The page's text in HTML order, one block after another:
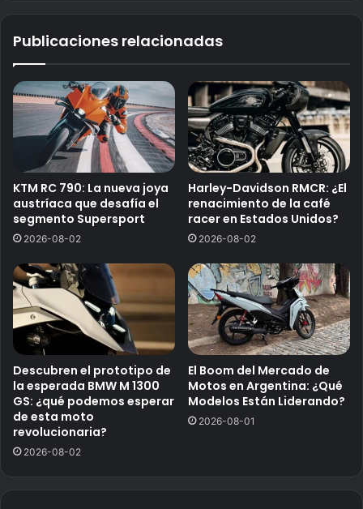
Publicaciones relacionadas
KTM RC 790: La nueva joya
austríaca que desafía el
segmento Supersport
2026-08-02
Harley-Davidson RMCR: ¿El
renacimiento de la café
racer en Estados Unidos?
2026-08-02
Descubren el prototipo de
la esperada BMW M 1300
GS: ¿qué podemos esperar
de esta moto
revolucionaria?
2026-08-02
El Boom del Mercado de
Motos en Argentina: ¿Qué
Modelos Están Liderando?
2026-08-01